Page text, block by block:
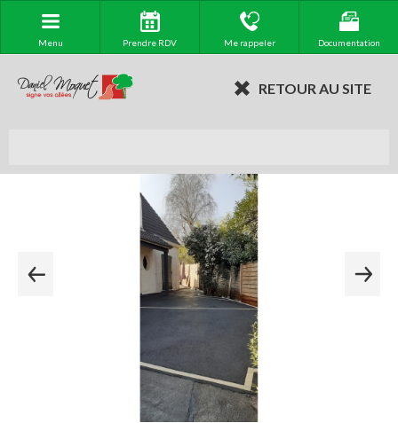
Menu Prendre RDV Me rappeler Documentation
RETOUR AU SITE
Création Entrée de maison en enrobé à chaud à
SUCY EN BRIE réalisée le 27/02/2023